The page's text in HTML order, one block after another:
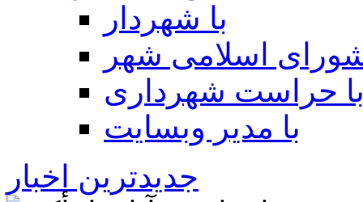
با شهردار
اسلامی شهر
حراست شهرداری
با مدیر وبسایت
جدیدترین اخبار